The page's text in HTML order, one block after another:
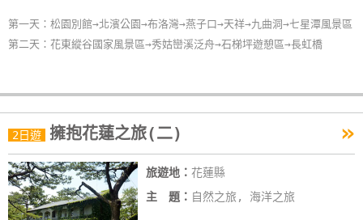
第一天：松園別館→北濱公園→布洛灣→燕子口→天祥→九曲洞→七星潭風景區
第二天：花東縱谷國家風景區→秀姑巒溪泛舟→石梯坪遊憩區→長虹橋
2日遊 擁抱花蓮之旅(二) »
旅遊地： 花蓮縣
主 題： 自然之旅, 海洋之旅